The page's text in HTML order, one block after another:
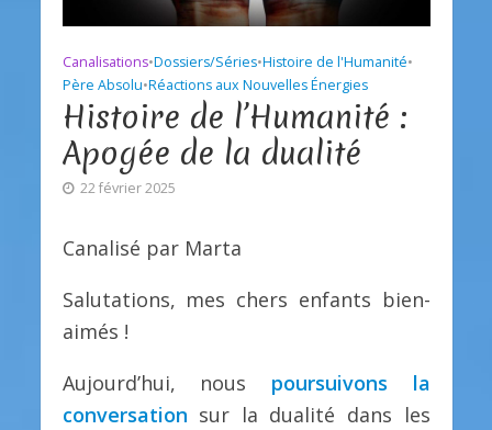
Canalisations•Dossiers/Séries•Histoire de l'Humanité•
Père Absolu•Réactions aux Nouvelles Énergies
Histoire de l’Humanité :
Apogée de la dualité
22 février 2025
Canalisé par Marta
Salutations, mes chers enfants bien-
aimés !
Aujourd’hui, nous poursuivons la
conversation sur la dualité dans les